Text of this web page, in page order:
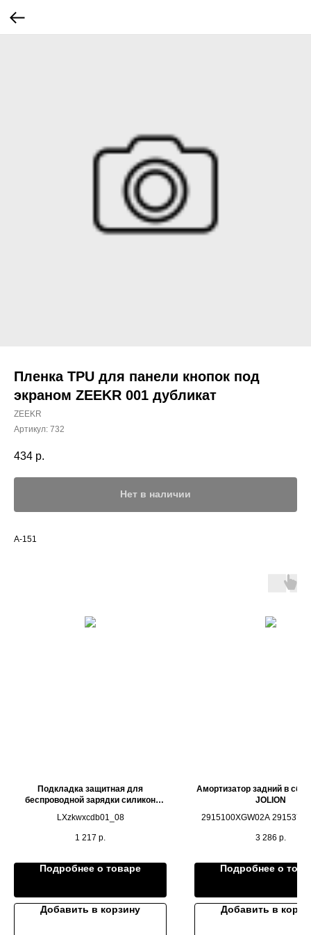
Пленка TPU для панели кнопок под
экраном ZEEKR 001 дубликат
ZEEKR
Артикул: 732
434 р.
Нет в наличии
A-151
Подкладка защитная для
беспроводной зарядки силикон
L8 L9
LXzkwxcdb01_08
1 217 р.
Подробнее о товаре
Добавить в корзину
Амортизатор задний в
JOLION
2915100XGW02A
3 286 р.
Подробнее о
Добавить в